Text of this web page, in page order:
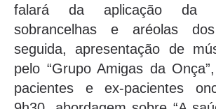
falará da aplicação da
sobrancelhas e aréolas
seguida, apresentação de
pelo “Grupo Amigas da
pacientes e ex-pacientes